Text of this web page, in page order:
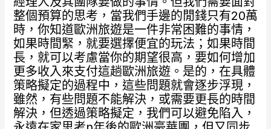
整個預算的思考，當我們手邊的閒錢只有20萬
時，你知道歐洲旅遊是一件非常困難的事情，
如果時間緊，就要選擇便宜的玩法；如果時間
長，就可以考慮當你的期望很高，要如何增加
更多收入來支付這趟歐洲旅遊。是的，在具體
策略擬定的過程中，這些問題就會逐步浮現，
雖然，有些問題不能解決，或需要更長的時間
解決，但透過策略擬定，我們可以避免陷入，